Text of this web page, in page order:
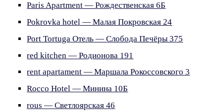
Paris Apartment — Рождественская 6Б
Pokrovka hotel — Малая Покровская 24
Port Tortuga Отель — Слобода Печёры 375
red kitchen — Родионова 191
rent apartament — Маршала Рокоссовского 3
Rocco Hotel — Минина 10Б
rous — Светлоярская 46